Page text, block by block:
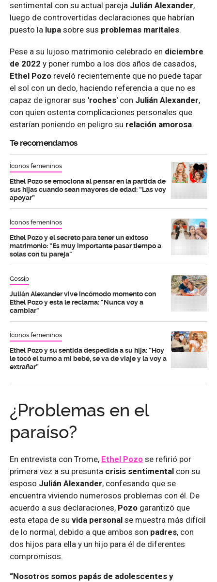
sentimental con su actual pareja Julián Alexander,
luego de controvertidas declaraciones que habrían
puesto la lupa sobre sus problemas maritales.
Pese a su lujoso matrimonio celebrado en diciembre
de 2022 y poner rumbo a los dos años de casados,
Ethel Pozo reveló recientemente que no puede tapar
el sol con un dedo, haciendo referencia a que no es
capaz de ignorar sus 'roches' con Julián Alexander,
con quien ostenta complicaciones personales que
estarían poniendo en peligro su relación amorosa.
Te recomendamos
Íconos femeninos
Ethel Pozo se emociona al pensar en la partida de
sus hijas cuando sean mayores de edad: “Las voy
apoyar”
Íconos femeninos
Ethel Pozo y el secreto para tener un exitoso
matrimonio: "Es muy importante pasar tiempo a
solas con tu pareja"
Gossip
Julián Alexander vive incómodo momento con
Ethel Pozo y esta le reclama: "Nunca voy a
cambiar"
Íconos femeninos
Ethel Pozo y su sentida despedida a su hija: “Hoy
le tocó el turno a mi bebé, se va de viaje y la voy a
extrañar”
¿Problemas en el
paraíso?
En entrevista con Trome, Ethel Pozo se refirió por
primera vez a su presunta crisis sentimental con su
esposo Julián Alexander, confesando que se
encuentra viviendo numerosos problemas con él. De
acuerdo a sus declaraciones, Pozo garantizó que
esta etapa de su vida personal se muestra más difícil
de lo normal, debido a que ambos son padres, con
dos hijos para ella y un hijo para él de diferentes
compromisos.
“Nosotros somos papás de adolescentes y